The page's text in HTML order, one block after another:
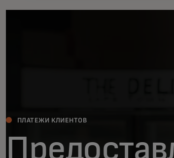
ПЛАТЕЖИ КЛИЕНТОВ